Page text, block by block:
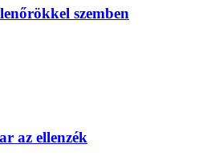
szemben
az ellenzék